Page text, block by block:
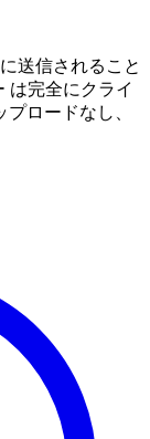
送信されること
は完全にクライ
ロードなし、